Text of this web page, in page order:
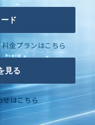
ド
金プランはこちら
見る
はこちら